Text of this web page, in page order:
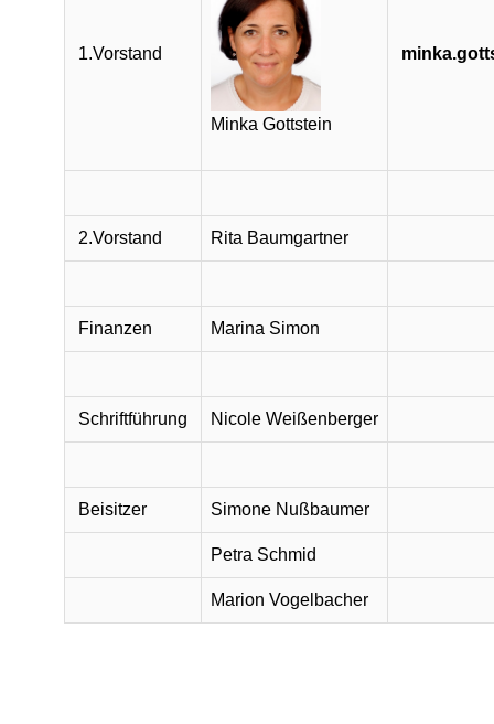
1.Vorstand
Minka Gottstein
2.Vorstand Rita Baumgartner
Finanzen Marina Simon
Schriftführung Nicole Weißenberger
Beisitzer Simone Nußbaumer
Petra Schmid
Marion Vogelbacher